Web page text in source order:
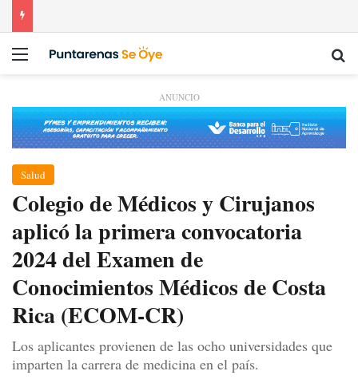
Menú
ANUNCIO
Salud
Colegio de Médicos y Cirujanos
aplicó la primera convocatoria
2024 del Examen de
Conocimientos Médicos de Costa
Rica (ECOM-CR)
Los aplicantes provienen de las ocho universidades que
imparten la carrera de medicina en el país.